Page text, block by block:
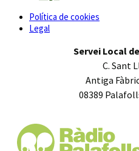
Política de cookies
Legal
Servei Local
C. Sant
Antiga
08389